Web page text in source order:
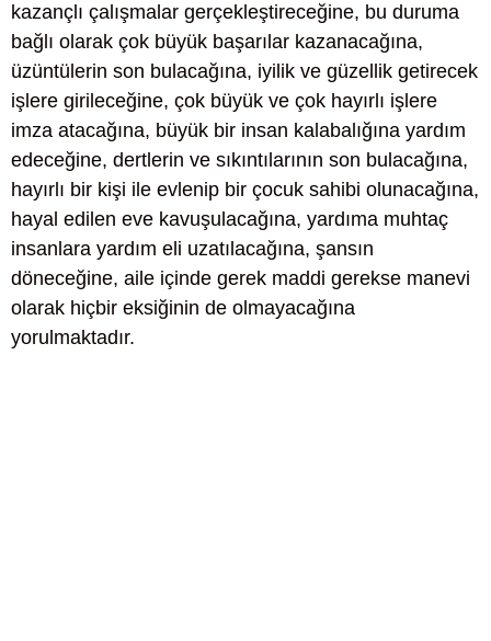
kazançlı çalışmalar gerçekleştireceğine, bu duruma
bağlı olarak çok büyük başarılar kazanacağına,
üzüntülerin son bulacağına, iyilik ve güzellik getirecek
işlere girileceğine, çok büyük ve çok hayırlı işlere
imza atacağına, büyük bir insan kalabalığına yardım
edeceğine, dertlerin ve sıkıntılarının son bulacağına,
hayırlı bir kişi ile evlenip bir çocuk sahibi olunacağına,
hayal edilen eve kavuşulacağına, yardıma muhtaç
insanlara yardım eli uzatılacağına, şansın
döneceğine, aile içinde gerek maddi gerekse manevi
olarak hiçbir eksiğinin de olmayacağına
yorulmaktadır.